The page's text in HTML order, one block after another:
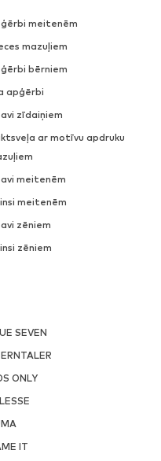
meitenēm
mazuļiem
bērniem
apģērbi
zīdaiņiem
ar motīvu apdruku
meitenēm
meitenēm
zēniem
zēniem
SEVEN
ONLY
IT